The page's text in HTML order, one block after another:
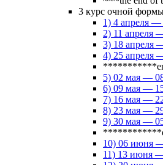
3 курс очной
1) 4 апреля —
2) 11 апреля
3) 18 апреля
4) 25 апреля
5) 02 мая —
6) 09 мая —
7) 16 мая —
8) 23 мая —
9) 30 мая —
10) 06 июня
11) 13 июня